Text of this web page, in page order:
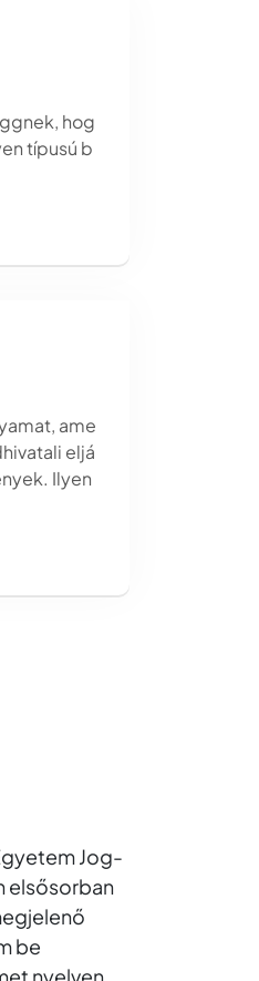
hog
típusú b
ame
eljá
Ilyen
Jog-
elsősorban
be